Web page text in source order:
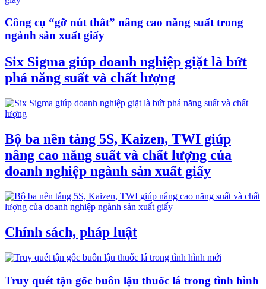
Công cụ “gỡ nút thắt” nâng cao năng suất trong
ngành sản xuất giấy
Six Sigma giúp doanh nghiệp giặt là bứt
phá năng suất và chất lượng
Bộ ba nền tảng 5S, Kaizen, TWI giúp
nâng cao năng suất và chất lượng của
doanh nghiệp ngành sản xuất giấy
Chính sách, pháp luật
Truy quét tận gốc buôn lậu thuốc lá trong tình hình